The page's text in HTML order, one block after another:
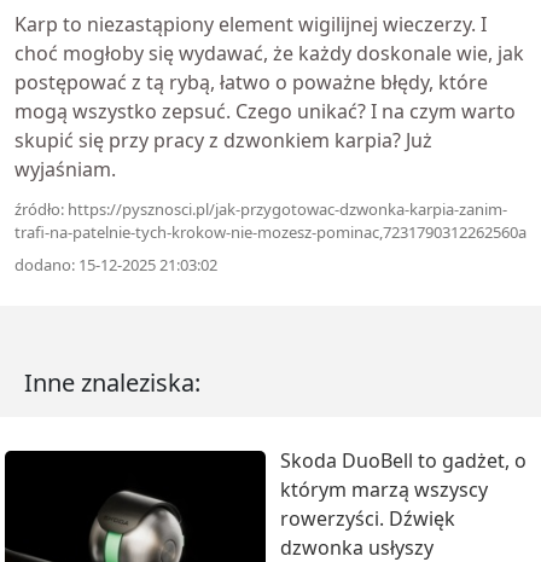
Karp to niezastąpiony element wigilijnej wieczerzy. I
choć mogłoby się wydawać, że każdy doskonale wie, jak
postępować z tą rybą, łatwo o poważne błędy, które
mogą wszystko zepsuć. Czego unikać? I na czym warto
skupić się przy pracy z dzwonkiem karpia? Już
wyjaśniam.
źródło: https://pysznosci.pl/jak-przygotowac-dzwonka-karpia-zanim-
trafi-na-patelnie-tych-krokow-nie-mozesz-pominac,7231790312262560a
dodano: 15-12-2025 21:03:02
Inne znaleziska:
Skoda DuoBell to gadżet, o
którym marzą wszyscy
rowerzyści. Dźwięk
dzwonka usłyszy